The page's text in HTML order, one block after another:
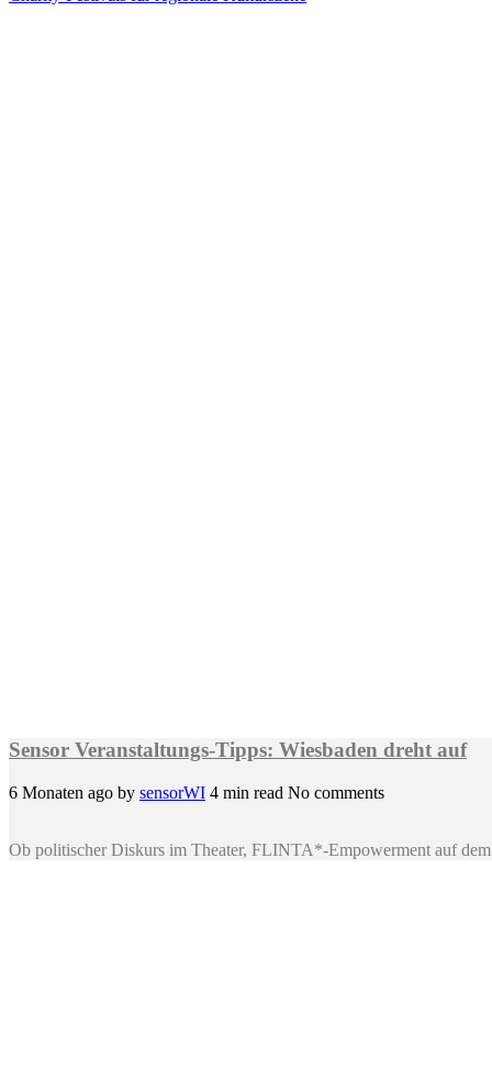
Sensor Veranstaltungs-Tipps: Wiesbaden dreht auf
6 Monaten ago by sensorWI 4 min read No comments
Ob politischer Diskurs im Theater, FLINTA*-Empowerment auf